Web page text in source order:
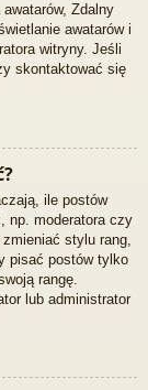
Zdalny
awatarów i
witryny. Jeśli
skontaktować się
ile postów
np. moderatora czy
stylu rang,
pisać postów tylko
rangę.
lub administrator